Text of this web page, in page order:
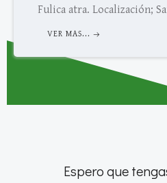
Fulica atra. Localización;
VER MAS...
Espero que